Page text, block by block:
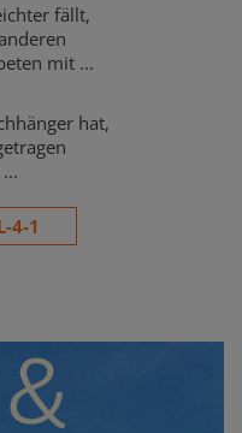
fällt,
mit ...
hat,
4-1